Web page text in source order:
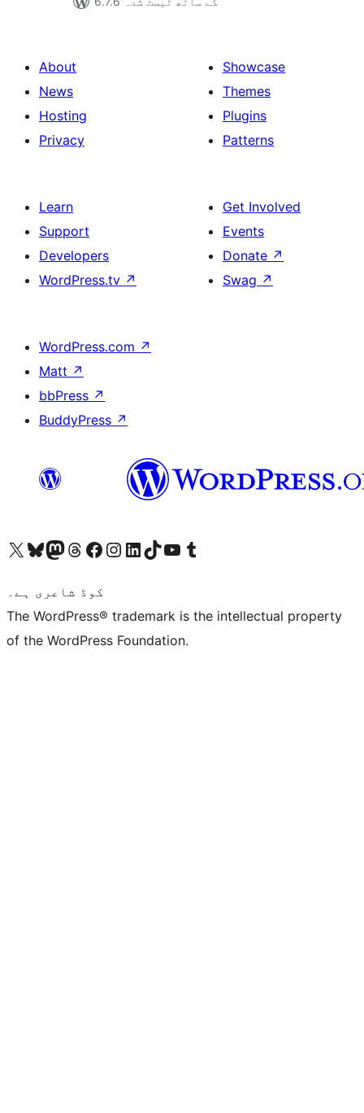
About
News
Hosting
Privacy
Showcase
Themes
Plugins
Patterns
Learn
Support
Developers
WordPress.tv ↗
Get Involved
Events
Donate ↗
Swag ↗
WordPress.com ↗
Matt ↗
bbPress ↗
BuddyPress ↗
Visit our X (formerly Twitter) account
ہمارے بلیواسکائی اکاؤنٹ پر جائیں
Visit our Mastodon account
ہمارے ٹھریڈز اکاؤنٹ پر جائیں
Visit our Facebook page
Visit our Instagram account
Visit our LinkedIn account
ہمارے ٹک ٹاک اکاؤنٹ پر جائیں
Visit our YouTube channel
ہمارے ٹمبلر اکاؤنٹ پر جائیں
کوڈ شاعری ہے۔
The WordPress® trademark is the intellectual property
of the WordPress Foundation.